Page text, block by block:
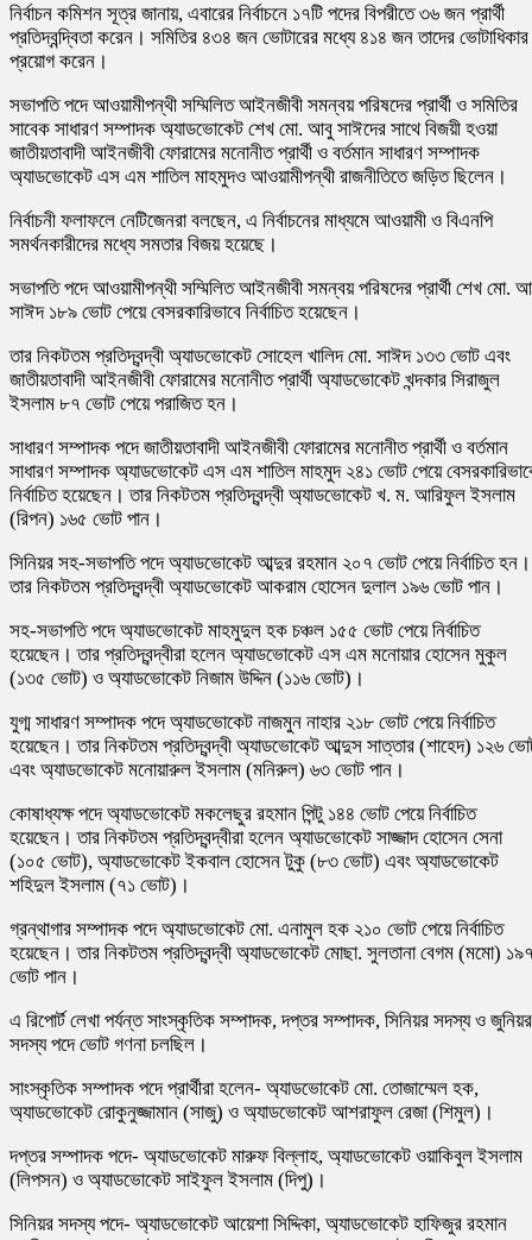
নির্বাচন কমিশন সূত্র জানায়, এবারের নির্বাচনে ১৭টি পদের বিপরীতে ৩৬ জন প্রার্থী
প্রতিদ্বন্দ্বিতা করেন। সমিতির ৪৩৪ জন ভোটারের মধ্যে ৪১৪ জন তাদের ভোটাধিকার
প্রয়োগ করেন।
সভাপতি পদে আওয়ামীপন্থী সম্মিলিত আইনজীবী সমন্বয় পরিষদের প্রার্থী ও সমিতির
সাবেক সাধারণ সম্পাদক অ্যাডভোকেট শেখ মো. আবু সাঈদের সাথে বিজয়ী হওয়া
জাতীয়তাবাদী আইনজীবী ফোরামের মনোনীত প্রার্থী ও বর্তমান সাধারণ সম্পাদক
অ্যাডভোকেট এস এম শাতিল মাহমুদও আওয়ামীপন্থী রাজনীতিতে জড়িত ছিলেন।
নির্বাচনী ফলাফলে নেটিজেনরা বলছেন, এ নির্বাচনের মাধ্যমে আওয়ামী ও বিএনপি
সমর্থনকারীদের মধ্যে সমতার বিজয় হয়েছে।
সভাপতি পদে আওয়ামীপন্থী সম্মিলিত আইনজীবী সমন্বয় পরিষদের প্রার্থী শেখ মো.
সাঈদ ১৮৯ ভোট পেয়ে বেসরকারিভাবে নির্বাচিত হয়েছেন।
তার নিকটতম প্রতিদ্বন্দ্বী অ্যাডভোকেট সোহেল খালিদ মো. সাঈদ ১৩৩ ভোট এবং
জাতীয়তাবাদী আইনজীবী ফোরামের মনোনীত প্রার্থী অ্যাডভোকেট খন্দকার সিরাজুল
ইসলাম ৮৭ ভোট পেয়ে পরাজিত হন।
সাধারণ সম্পাদক পদে জাতীয়তাবাদী আইনজীবী ফোরামের মনোনীত প্রার্থী ও বর্তমান
সাধারণ সম্পাদক অ্যাডভোকেট এস এম শাতিল মাহমুদ ২৪১ ভোট পেয়ে
নির্বাচিত হয়েছেন। তার নিকটতম প্রতিদ্বন্দ্বী অ্যাডভোকেট খ. ম. আরিফুল ইসলাম
(রিপন) ১৬৫ ভোট পান।
সিনিয়র সহ-সভাপতি পদে অ্যাডভোকেট আব্দুর রহমান ২০৭ ভোট পেয়ে নির্বাচিত হন।
তার নিকটতম প্রতিদ্বন্দ্বী অ্যাডভোকেট আকরাম হোসেন দুলাল ১৯৬ ভোট পান।
সহ-সভাপতি পদে অ্যাডভোকেট মাহমুদুল হক চঞ্চল ১৫৫ ভোট পেয়ে নির্বাচিত
হয়েছেন। তার প্রতিদ্বন্দ্বীরা হলেন অ্যাডভোকেট এস এম মনোয়ার হোসেন মুকুল
(১৩৫ ভোট) ও অ্যাডভোকেট নিজাম উদ্দিন (১১৬ ভোট)।
যুগ্ম সাধারণ সম্পাদক পদে অ্যাডভোকেট নাজমুন নাহার ২১৮ ভোট পেয়ে নির্বাচিত
হয়েছেন। তার নিকটতম প্রতিদ্বন্দ্বী অ্যাডভোকেট আব্দুস সাত্তার (শাহেদ) ১২৬
এবং অ্যাডভোকেট মনোয়ারুল ইসলাম (মনিরুল) ৬৩ ভোট পান।
কোষাধ্যক্ষ পদে অ্যাডভোকেট মকলেছুর রহমান পিন্টু ১৪৪ ভোট পেয়ে নির্বাচিত
হয়েছেন। তার নিকটতম প্রতিদ্বন্দ্বীরা হলেন অ্যাডভোকেট সাজ্জাদ হোসেন সেনা
(১০৫ ভোট), অ্যাডভোকেট ইকবাল হোসেন টুকু (৮৩ ভোট) এবং অ্যাডভোকেট
শহিদুল ইসলাম (৭১ ভোট)।
গ্রন্থাগার সম্পাদক পদে অ্যাডভোকেট মো. এনামুল হক ২১০ ভোট পেয়ে নির্বাচিত
হয়েছেন। তার নিকটতম প্রতিদ্বন্দ্বী অ্যাডভোকেট মোছা. সুলতানা বেগম (মমো)
ভোট পান।
এ রিপোর্ট লেখা পর্যন্ত সাংস্কৃতিক সম্পাদক, দপ্তর সম্পাদক, সিনিয়র সদস্য ও জুনিয়র
সদস্য পদে ভোট গণনা চলছিল।
সাংস্কৃতিক সম্পাদক পদে প্রার্থীরা হলেন- অ্যাডভোকেট মো. তোজাম্মেল হক,
অ্যাডভোকেট রোকুনুজ্জামান (সাজু) ও অ্যাডভোকেট আশরাফুল রেজা (শিমুল)।
দপ্তর সম্পাদক পদে- অ্যাডভোকেট মারুফ বিল্লাহ, অ্যাডভোকেট ওয়াকিবুল ইসলাম
(লিপসন) ও অ্যাডভোকেট সাইফুল ইসলাম (দিপু)।
সিনিয়র সদস্য পদে- অ্যাডভোকেট আয়েশা সিদ্দিকা, অ্যাডভোকেট হাফিজুর রহমান